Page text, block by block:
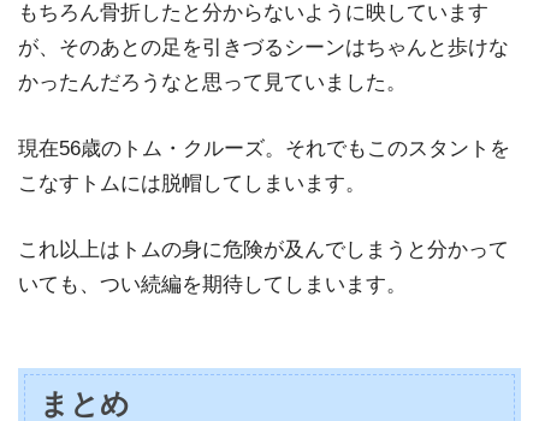
もちろん骨折したと分からないように映しています
が、そのあとの足を引きづるシーンはちゃんと歩けな
かったんだろうなと思って見ていました。
現在56歳のトム・クルーズ。それでもこのスタントを
こなすトムには脱帽してしまいます。
これ以上はトムの身に危険が及んでしまうと分かって
いても、つい続編を期待してしまいます。
まとめ